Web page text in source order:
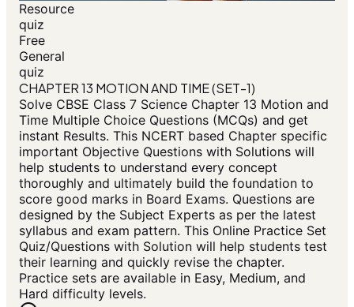
Resource
quiz
Free
General
quiz
CHAPTER 13 MOTION AND TIME (SET-1)
Solve CBSE Class 7 Science Chapter 13 Motion and
Time Multiple Choice Questions (MCQs) and get
instant Results. This NCERT based Chapter specific
important Objective Questions with Solutions will
help students to understand every concept
thoroughly and ultimately build the foundation to
score good marks in Board Exams. Questions are
designed by the Subject Experts as per the latest
syllabus and exam pattern. This Online Practice Set
Quiz/Questions with Solution will help students test
their learning and quickly revise the chapter.
Practice sets are available in Easy, Medium, and
Hard difficulty levels.